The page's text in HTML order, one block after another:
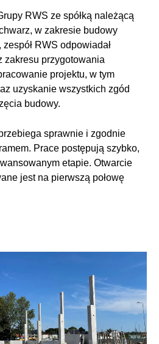
RWS ze spółką należącą
w zakresie budowy
RWS odpowiadał
zakresu przygotowania
projektu, w tym
uzyskanie wszystkich zgód
budowy.
sprawnie i zgodnie
Prace postępują szybko,
etapie. Otwarcie
jest na pierwszą połowę